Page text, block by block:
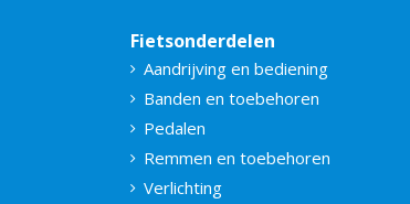
Fietsonderdelen
Aandrijving en bediening
Banden en toebehoren
Pedalen
Remmen en toebehoren
Verlichting